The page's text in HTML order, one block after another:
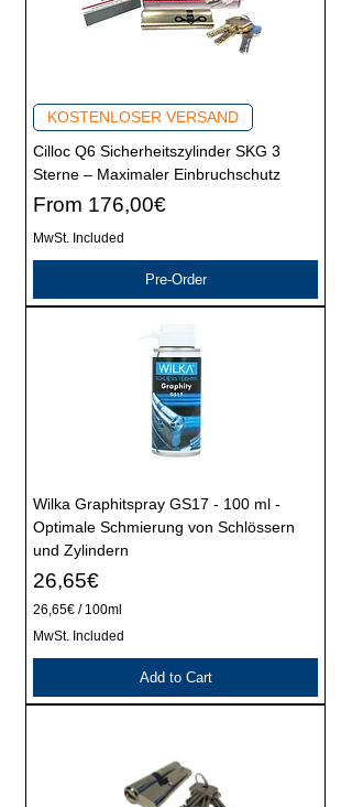
KOSTENLOSER VERSAND
Cilloc Q6 Sicherheitszylinder SKG 3
Sterne – Maximaler Einbruchschutz
Price
From 176,00€
MwSt. Included
Pre-Order
Wilka Graphitspray GS17 - 100 ml -
Optimale Schmierung von Schlössern
und Zylindern
Price
26,65€
26,65€ / 100ml
2
6
,
5
MwSt. Included
Add to Cart